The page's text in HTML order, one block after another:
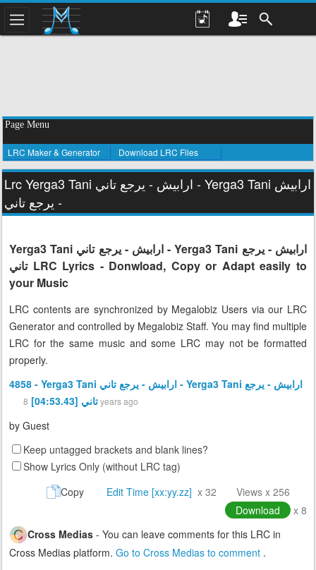
Page Menu
LRC Maker & Generator Download LRC Files
Lrc Yerga3 Tani ارابيش - يرجع تاني - Yerga3 Tani ارابيش
- يرجع تاني
Yerga3 Tani ارابيش - يرجع تاني - Yerga3 Tani ارابيش - يرجع
تاني LRC Lyrics - Donwload, Copy or Adapt easily to
your Music
LRC contents are synchronized by Megalobiz Users via our LRC
Generator and controlled by Megalobiz Staff. You may find multiple
LRC for the same music and some LRC may not be formatted
properly.
4858 - Yerga3 Tani ارابيش - يرجع تاني - Yerga3 Tani ارابيش - يرجع
تاني [04:53.43]8 years ago
by Guest
Keep untagged brackets and blank lines?
Show Lyrics Only (without LRC tag)
Copy
Edit Time [xx:yy.zz] x 32
Views x 256
Download
x 8
Cross Medias - You can leave comments for this LRC in
Cross Medias platform. Go to Cross Medias to comment .